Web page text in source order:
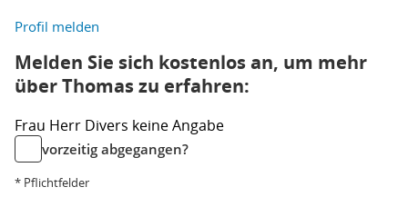
Profil melden
Melden Sie sich kostenlos an, um mehr
über Thomas zu erfahren:
Frau Herr Divers keine Angabe
vorzeitig abgegangen?
* Pflichtfelder